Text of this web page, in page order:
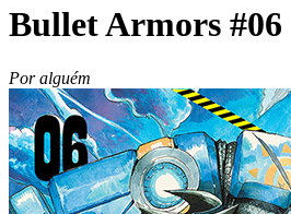
Bullet Armors #06
Por alguém